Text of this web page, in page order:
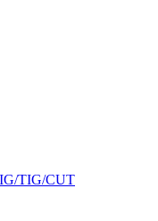
TIG/CUT